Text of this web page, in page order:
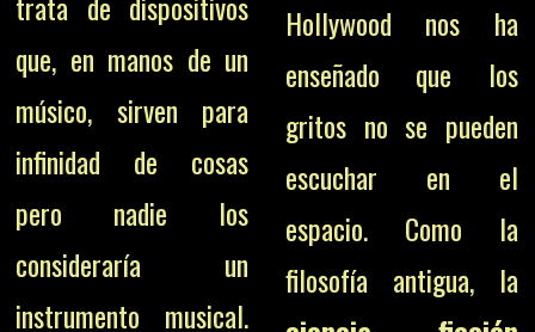
que, en manos de un
músico, sirven para
infinidad de cosas
pero nadie los
consideraría un
instrumento musical.
Hollywood nos ha
enseñado que los
gritos no se pueden
escuchar en el
espacio. Como la
filosofía antigua, la